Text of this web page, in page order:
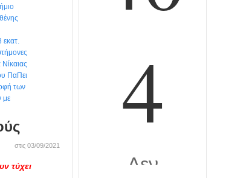
ΠαΠει
των
με
στις 03/09/2021
τύχει